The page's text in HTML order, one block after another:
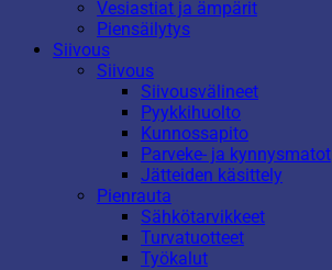
Vesiastiat ja ämpärit
Piensäilytys
Siivous
Siivous
Siivousvälineet
Pyykkihuolto
Kunnossapito
Parveke- ja kynnysmatot
Jätteiden käsittely
Pienrauta
Sähkötarvikkeet
Turvatuotteet
Työkalut